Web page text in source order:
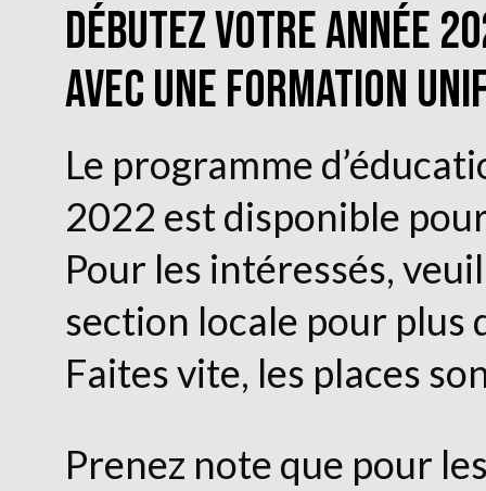
Débutez votre année
avec une formation
Le programme
2022 est disponible
Pour les intéressés,
section locale pour plus
Faites vite, les places
Prenez note que pour